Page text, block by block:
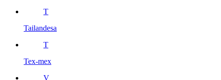
T
Tailandesa
T
Tex-mex
V